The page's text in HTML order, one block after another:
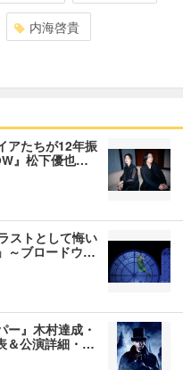
内海啓貴
アたちが12年振
』松下優也…
ストとして悔い
～ブロードウ…
ー』木村達成・
＆公演詳細・…